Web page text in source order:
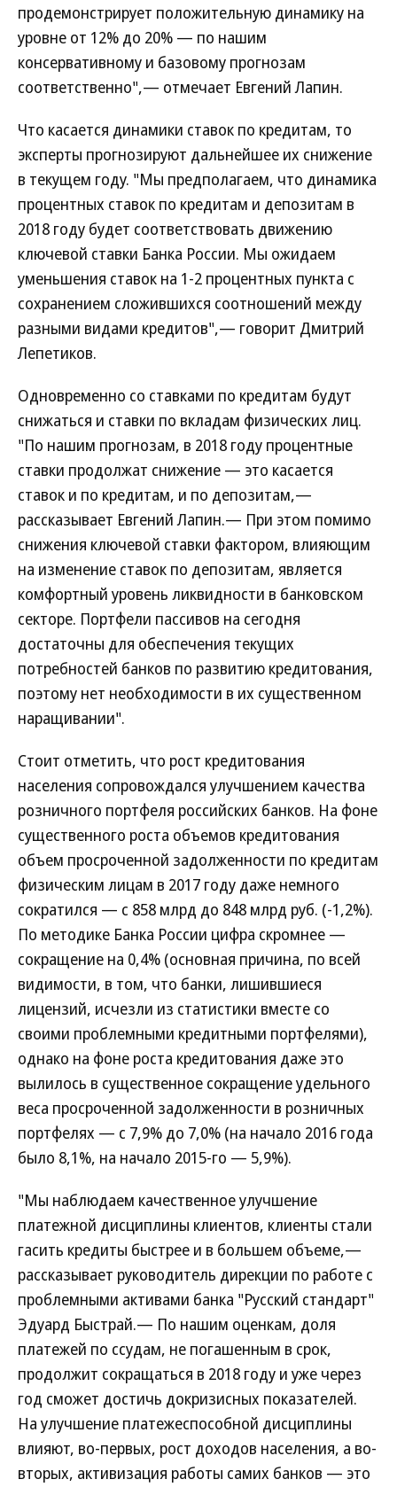
продемонстрирует положительную динамику на
уровне от 12% до 20% — по нашим
консервативному и базовому прогнозам
соответственно",— отмечает Евгений Лапин.
Что касается динамики ставок по кредитам, то
эксперты прогнозируют дальнейшее их снижение
в текущем году. "Мы предполагаем, что динамика
процентных ставок по кредитам и депозитам в
2018 году будет соответствовать движению
ключевой ставки Банка России. Мы ожидаем
уменьшения ставок на 1-2 процентных пункта с
сохранением сложившихся соотношений между
разными видами кредитов",— говорит Дмитрий
Лепетиков.
Одновременно со ставками по кредитам будут
снижаться и ставки по вкладам физических лиц.
"По нашим прогнозам, в 2018 году процентные
ставки продолжат снижение — это касается
ставок и по кредитам, и по депозитам,—
рассказывает Евгений Лапин.— При этом помимо
снижения ключевой ставки фактором, влияющим
на изменение ставок по депозитам, является
комфортный уровень ликвидности в банковском
секторе. Портфели пассивов на сегодня
достаточны для обеспечения текущих
потребностей банков по развитию кредитования,
поэтому нет необходимости в их существенном
наращивании".
Стоит отметить, что рост кредитования
населения сопровождался улучшением качества
розничного портфеля российских банков. На фоне
существенного роста объемов кредитования
объем просроченной задолженности по кредитам
физическим лицам в 2017 году даже немного
сократился — с 858 млрд до 848 млрд руб. (-1,2%).
По методике Банка России цифра скромнее —
сокращение на 0,4% (основная причина, по всей
видимости, в том, что банки, лишившиеся
лицензий, исчезли из статистики вместе со
своими проблемными кредитными портфелями),
однако на фоне роста кредитования даже это
вылилось в существенное сокращение удельного
веса просроченной задолженности в розничных
портфелях — с 7,9% до 7,0% (на начало 2016 года
было 8,1%, на начало 2015-го — 5,9%).
"Мы наблюдаем качественное улучшение
платежной дисциплины клиентов, клиенты стали
гасить кредиты быстрее и в большем объеме,—
рассказывает руководитель дирекции по работе с
проблемными активами банка "Русский стандарт"
Эдуард Быстрай.— По нашим оценкам, доля
платежей по ссудам, не погашенным в срок,
продолжит сокращаться в 2018 году и уже через
год сможет достичь докризисных показателей.
На улучшение платежеспособной дисциплины
влияют, во-первых, рост доходов населения, а во-
вторых, активизация работы самих банков — это